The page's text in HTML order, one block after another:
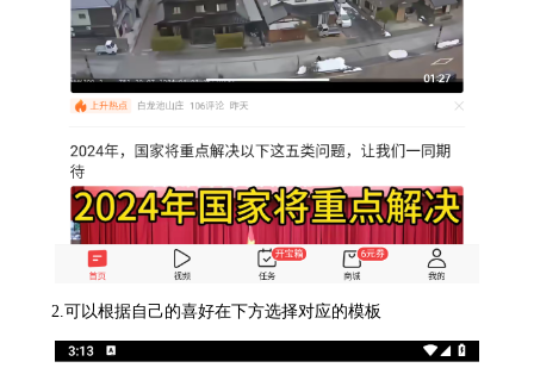
2.可以根据自己的喜好在下方选择对应的模板